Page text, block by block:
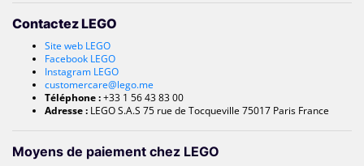
Contactez LEGO
Site web LEGO
Facebook LEGO
Instagram LEGO
customercare@lego.me
Téléphone :+33 1 56 43 83 00
Adresse : LEGO S.A.S 75 rue de Tocqueville 75017 Paris France
Moyens de paiement chez LEGO